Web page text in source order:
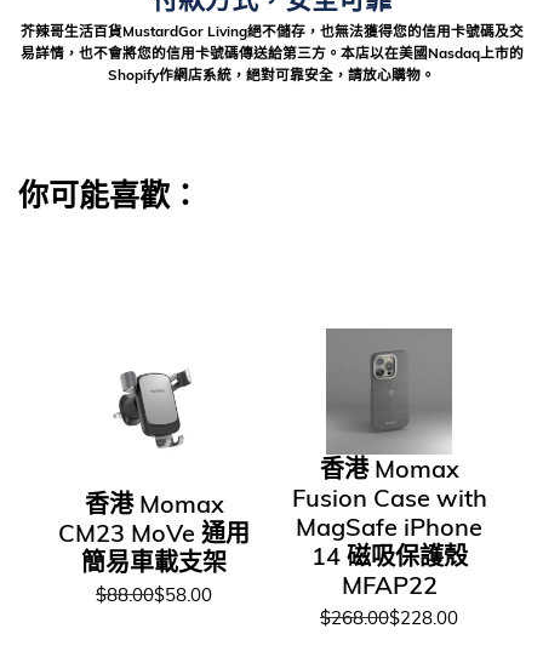
芥辣哥生活百貨MustardGor Living絕不儲存，也無法獲得您的信用卡號碼及交
易詳情，也不會將您的信用卡號碼傳送給第三方。本店以在美國Nasdaq上市的
Shopify作網店系統，絕對可靠安全，請放心購物。
你可能喜歡：
香港 Momax
CM23 MoVe 通用
簡易車載支架
$88.00$58.00
香港 Momax
Fusion Case with
MagSafe iPhone
14 磁吸保護殼
MFAP22
$268.00$228.00